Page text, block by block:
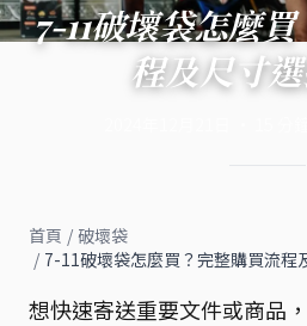
7-11破壞袋怎麼
程及尺寸
首頁 / 破壞袋
/ 7-11破壞袋怎麼買？完整購買流程
想快速寄送重要文件或商品